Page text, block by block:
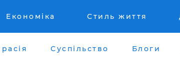
Економіка Стиль життя
расія Суспільство Блоги